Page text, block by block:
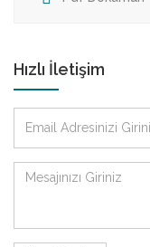
Hızlı İletişim